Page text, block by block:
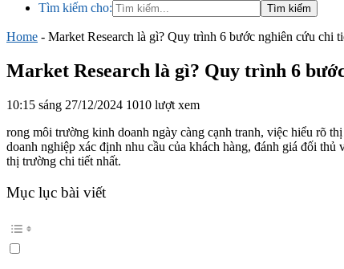
Tìm kiếm cho:
Home - Market Research là gì? Quy trình 6 bước nghiên cứu chi
Market Research là gì? Quy trình 6
10:15 sáng 27/12/2024 1010 lượt xem
rong môi trường kinh doanh ngày càng cạnh tranh, việc hiểu rõ
doanh nghiệp xác định nhu cầu của khách hàng, đánh giá đối
thị trường chi tiết nhất.
Mục lục bài viết